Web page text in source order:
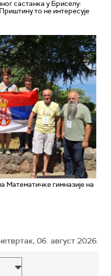
састанка у Бриселу:
то не интересује
Математичке гимназије на
06. август 2026.